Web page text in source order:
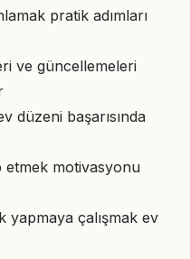
pratik adımları
ve güncellemeleri
düzeni başarısında
etmek motivasyonu
yapmaya çalışmak ev